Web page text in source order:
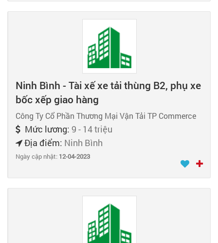
Ninh Bình - Tài xế xe tải thùng B2, phụ xe
bốc xếp giao hàng
Công Ty Cổ Phần Thương Mại Vận Tải TP Commerce
Mức lương: 9 - 14 triệu
Địa điểm: Ninh Bình
Ngày cập nhật: 12-04-2023